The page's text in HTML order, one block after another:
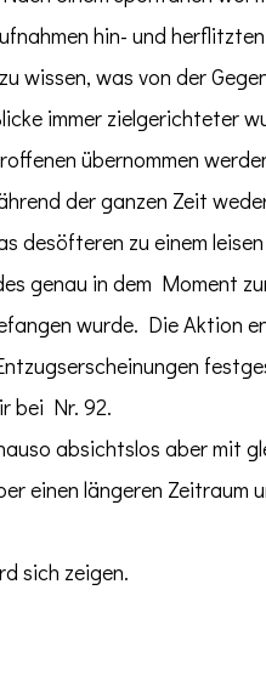
hin- und
wissen, was von der
immer zielgerichteter
übernommen
der ganzen Zeit
desöfteren zu einem
genau in dem Moment
wurde. Die Aktion
bei Nr. 92.
absichtslos aber mit
einen längeren
sich zeigen.